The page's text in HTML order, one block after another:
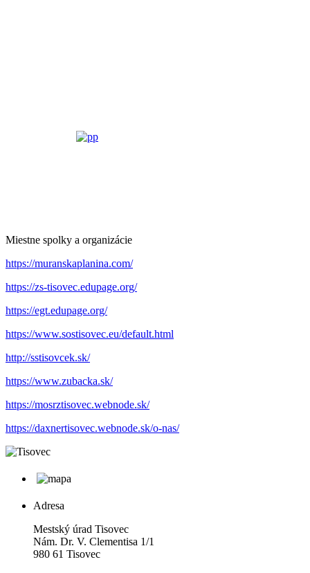
Miestne spolky a organizácie
https://muranskaplanina.com/
https://zs-tisovec.edupage.org/
https://egt.edupage.org/
https://www.sostisovec.eu/default.html
http://sstisovcek.sk/
https://www.zubacka.sk/
https://mosrztisovec.webnode.sk/
https://daxnertisovec.webnode.sk/o-nas/
Adresa
Mestský úrad Tisovec
Nám. Dr. V. Clementisa 1/1
980 61 Tisovec